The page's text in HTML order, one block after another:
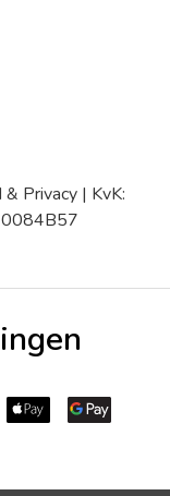
& Privacy| KvK: